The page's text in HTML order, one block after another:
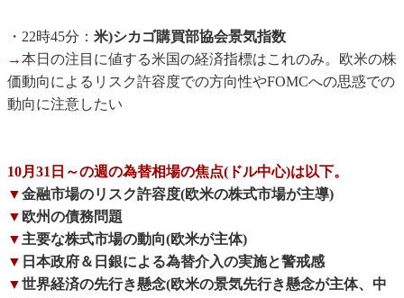
・22時45分： 米)シカゴ購買部協会景気指数
→本日の注目に値する米国の経済指標はこれのみ。欧米の株
価動向によるリスク許容度での方向性やFOMCへの思惑での
動向に注意したい
10月31日～の週の為替相場の焦点(ドル中心)は以下。
▼金融市場のリスク許容度(欧米の株式市場が主導)
▼ 欧州の債務問題
▼主要な株式市場の動向(欧米が主体)
▼ 日本政府＆日銀による為替介入の実施と警戒感
▼世界経済の先行き懸念(欧米の景気先行き懸念が主体、中